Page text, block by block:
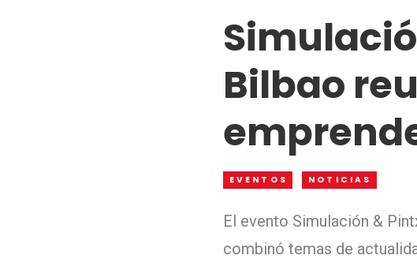
Bilbao
EVENTOS NOTICIAS
El evento Simulación &
combinó temas de